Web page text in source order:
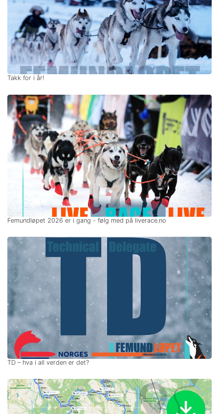
Takk for i år!
Femundløpet 2026 er i gang - følg med på liverace.no
TD – hva i all verden er det?